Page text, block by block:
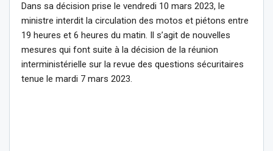
Dans sa décision prise le vendredi 10 mars 2023, le
ministre interdit la circulation des motos et piétons entre
19 heures et 6 heures du matin. Il s’agit de nouvelles
mesures qui font suite à la décision de la réunion
interministérielle sur la revue des questions sécuritaires
tenue le mardi 7 mars 2023.